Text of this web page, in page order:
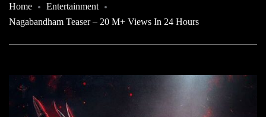
Home
Entertainment
Nagabandham Teaser – 20 M+ Views In 24 Hours